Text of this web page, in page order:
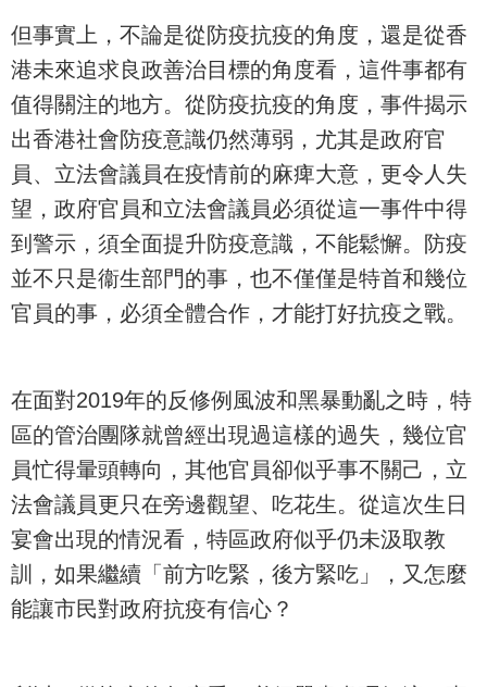
但事實上，不論是從防疫抗疫的角度，還是從香
港未來追求良政善治目標的角度看，這件事都有
值得關注的地方。從防疫抗疫的角度，事件揭示
出香港社會防疫意識仍然薄弱，尤其是政府官
員、立法會議員在疫情前的麻痺大意，更令人失
望，政府官員和立法會議員必須從這一事件中得
到警示，須全面提升防疫意識，不能鬆懈。防疫
並不只是衞生部門的事，也不僅僅是特首和幾位
官員的事，必須全體合作，才能打好抗疫之戰。
在面對2019年的反修例風波和黑暴動亂之時，特
區的管治團隊就曾經出現過這樣的過失，幾位官
員忙得暈頭轉向，其他官員卻似乎事不關己，立
法會議員更只在旁邊觀望、吃花生。從這次生日
宴會出現的情況看，特區政府似乎仍未汲取教
訓，如果繼續「前方吃緊，後方緊吃」，又怎麼
能讓市民對政府抗疫有信心？